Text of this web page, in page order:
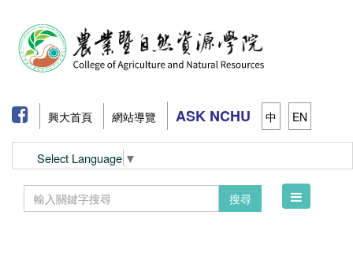
興大首頁 網站導覽 ASK NCHU 中 EN
Select Language ▼
搜尋
Toggle